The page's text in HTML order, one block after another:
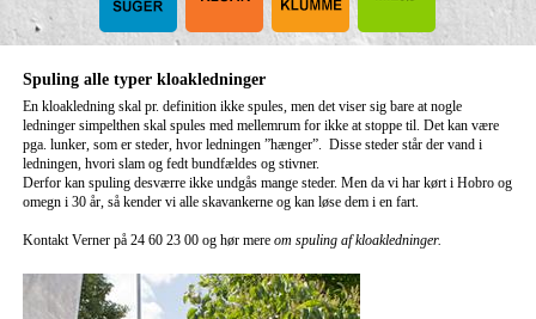
Spuling alle typer kloakledninger
En kloakledning skal pr. definition ikke spules, men det viser sig bare at nogle
ledninger simpelthen skal spules med mellemrum for ikke at stoppe til. Det kan være
pga. lunker, som er steder, hvor ledningen ”hænger”. Disse steder står der vand i
ledningen, hvori slam og fedt bundfældes og stivner.
Derfor kan spuling desværre ikke undgås mange steder. Men da vi har kørt i Hobro og
omegn i 30 år, så kender vi alle skavankerne og kan løse dem i en fart.
Kontakt Verner på 24 60 23 00 og hør mere om spuling af kloakledninger.